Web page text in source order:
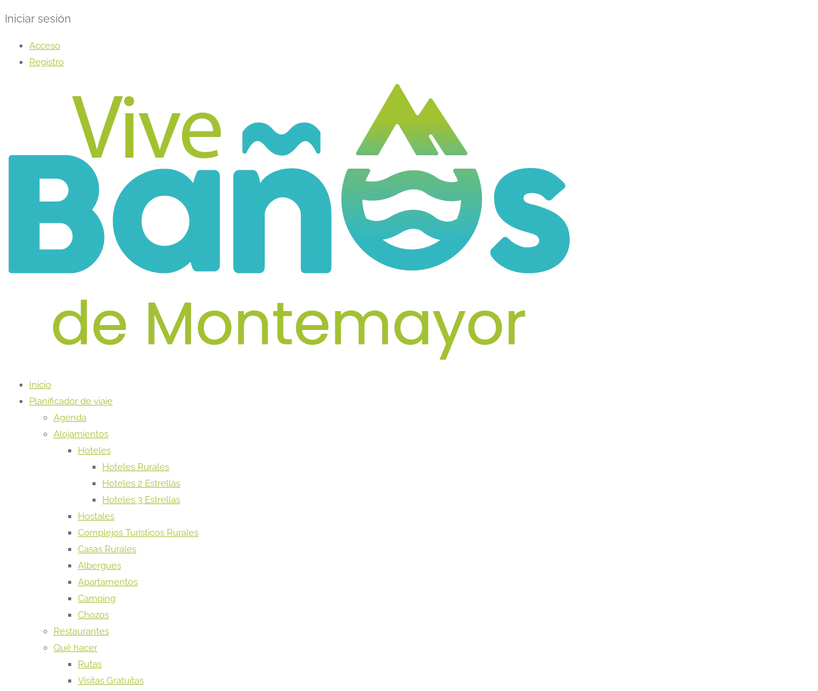
Iniciar sesión
Acceso
Registro
Inicio
Planificador de viaje
Agenda
Alojamientos
Hoteles
Hoteles Rurales
Hoteles 2 Estrellas
Hoteles 3 Estrellas
Hostales
Complejos Turísticos Rurales
Casas Rurales
Albergues
Apartamentos
Camping
Chozos
Restaurantes
Qué hacer
Rutas
Visitas Gratuitas